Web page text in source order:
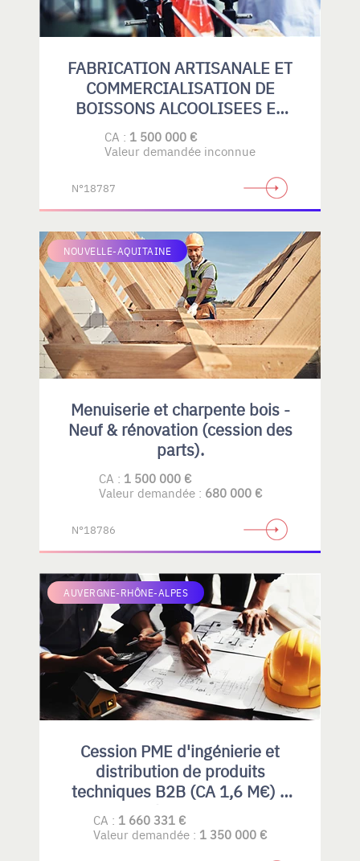
FABRICATION ARTISANALE ET
COMMERCIALISATION DE
BOISSONS ALCOOLISEES ET
SANS ALCOOL
CA : 1 500 000 €
Valeur demandée inconnue
N°18787
NOUVELLE-AQUITAINE
Menuiserie et charpente bois -
Neuf & rénovation (cession des
parts).
CA : 1 500 000 €
Valeur demandée : 680 000 €
N°18786
AUVERGNE-RHÔNE-ALPES
Cession PME d'ingénierie et
distribution de produits
techniques B2B (CA 1,6 M€) –
Rhône-Alpes
CA : 1 660 331 €
Valeur demandée : 1 350 000 €